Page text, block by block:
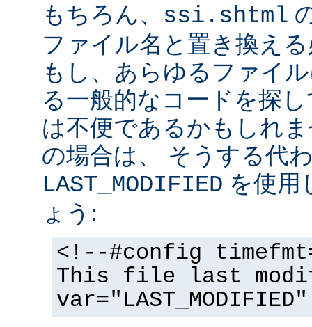
もちろん、 ssi.shtml
ファイル名と置き換え
もし、あらゆるファイ
る一般的なコードを探
は不便であるかもしれ
の場合は、 そうする代
LAST_MODIFIED を使用
ょう:
<!--#config
This file last